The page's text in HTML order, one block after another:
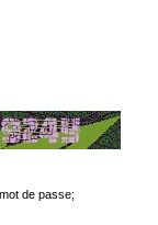
de passe;